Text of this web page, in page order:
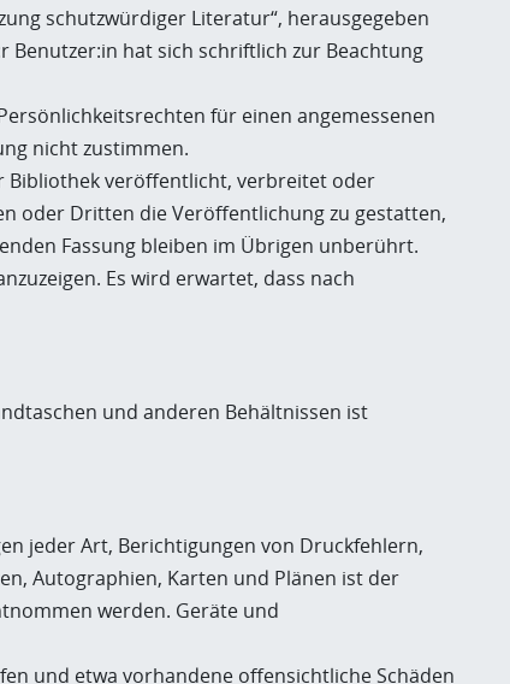
schutzwürdiger Literatur“, herausgegeben
Benutzer:in hat sich schriftlich zur Beachtung
für einen angemessenen
nicht zustimmen.
Bibliothek veröffentlicht, verbreitet oder
oder Dritten die Veröffentlichung zu gestatten,
Fassung bleiben im Übrigen unberührt.
Es wird erwartet, dass nach
und anderen Behältnissen ist
jeder Art, Berichtigungen von Druckfehlern,
Autographien, Karten und Plänen ist der
werden. Geräte und
und etwa vorhandene offensichtliche Schäden